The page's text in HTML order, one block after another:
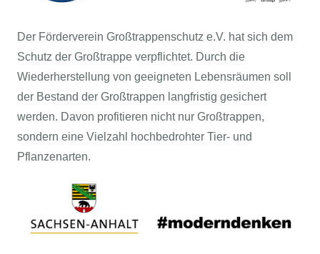
Der Förderverein Großtrappenschutz e.V. hat sich dem
Schutz der Großtrappe verpflichtet. Durch die
Wiederherstellung von geeigneten Lebensräumen soll
der Bestand der Großtrappen langfristig gesichert
werden. Davon profitieren nicht nur Großtrappen,
sondern eine Vielzahl hochbedrohter Tier- und
Pflanzenarten.